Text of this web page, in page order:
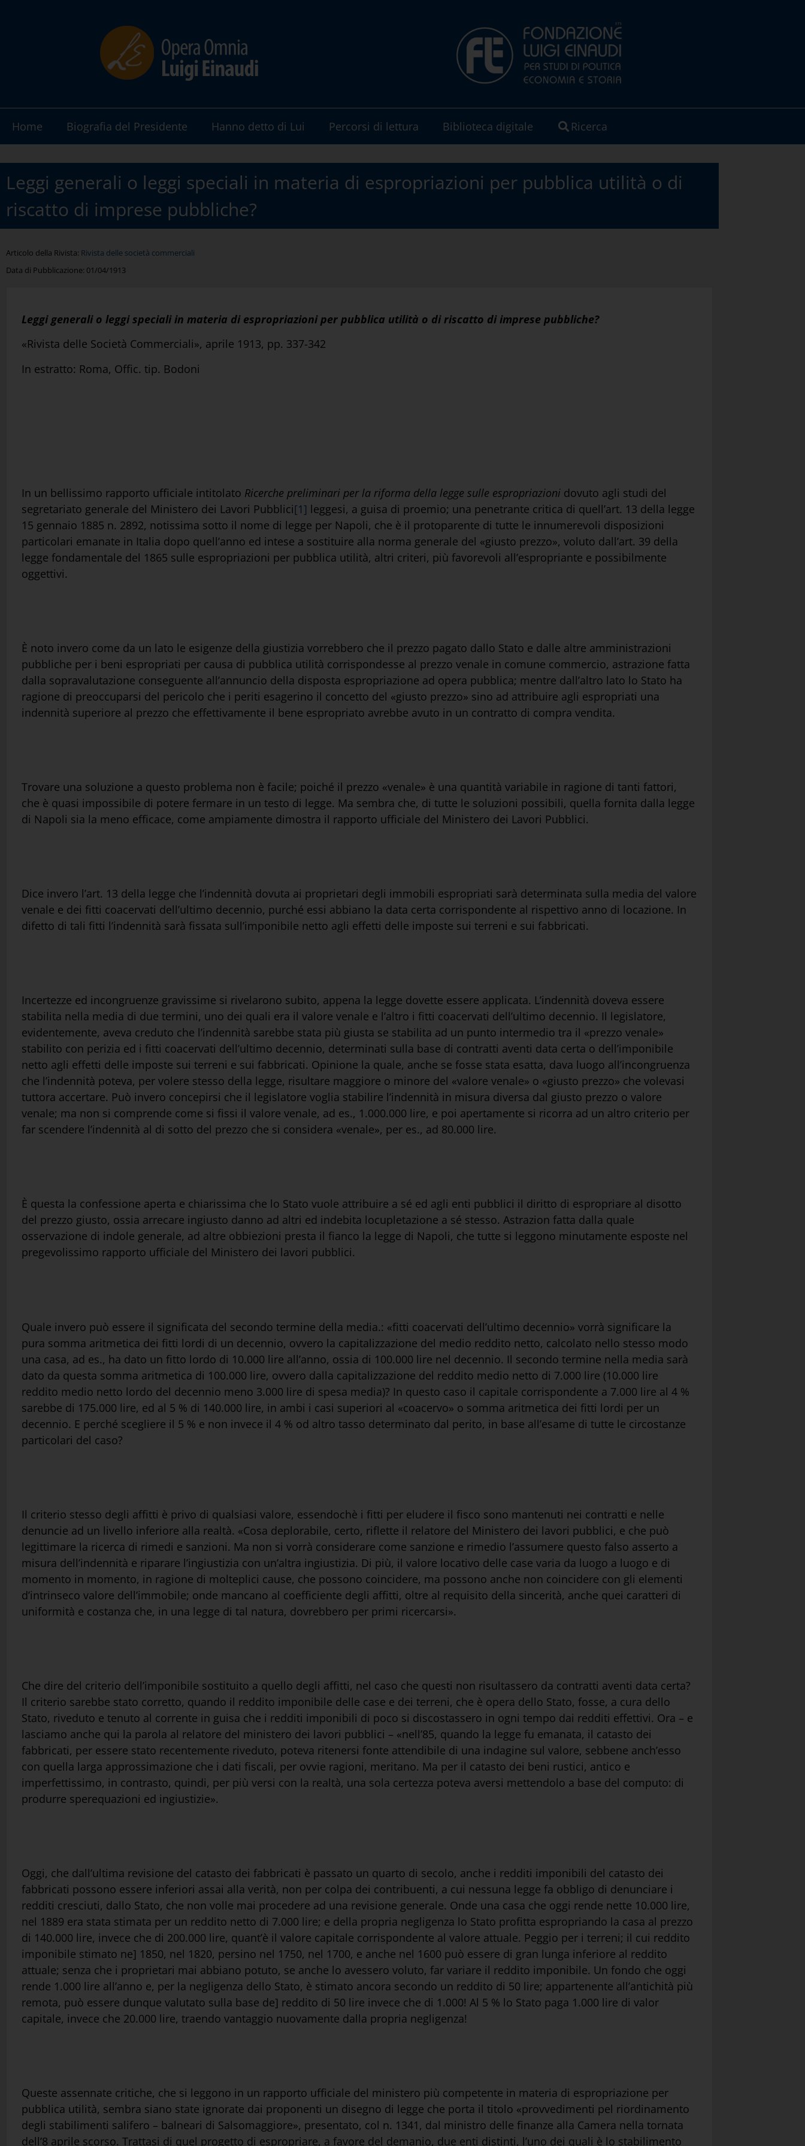
Home Biografia del Presidente Hanno detto di Lui Percorsi di lettura Biblioteca digitale Ricerca
Leggi generali o leggi speciali in materia di espropriazioni per pubblica utilità o di
riscatto di imprese pubbliche?
Articolo della Rivista: Rivista delle società commerciali
Data di Pubblicazione: 01/04/1913
Leggi generali o leggi speciali in materia di espropriazioni per pubblica utilità o di riscatto di imprese pubbliche?
«Rivista delle Società Commerciali», aprile 1913, pp. 337-342
In estratto: Roma, Offic. tip. Bodoni
In un bellissimo rapporto ufficiale intitolato Ricerche preliminari per la riforma della legge sulle espropriazioni dovuto agli studi del
segretariato generale del Ministero dei Lavori Pubblici[1] leggesi, a guisa di proemio; una penetrante critica di quell’art. 13 della legge
15 gennaio 1885 n. 2892, notissima sotto il nome di legge per Napoli, che è il protoparente di tutte le innumerevoli disposizioni
particolari emanate in Italia dopo quell’anno ed intese a sostituire alla norma generale del «giusto prezzo», voluto dall’art. 39 della
legge fondamentale del 1865 sulle espropriazioni per pubblica utilità, altri criteri, più favorevoli all’espropriante e possibilmente
oggettivi.
È noto invero come da un lato le esigenze della giustizia vorrebbero che il prezzo pagato dallo Stato e dalle altre amministrazioni
pubbliche per i beni espropriati per causa di pubblica utilità corrispondesse al prezzo venale in comune commercio, astrazione fatta
dalla sopravalutazione conseguente all’annuncio della disposta espropriazione ad opera pubblica; mentre dall’altro lato lo Stato ha
ragione di preoccuparsi del pericolo che i periti esagerino il concetto del «giusto prezzo» sino ad attribuire agli espropriati una
indennità superiore al prezzo che effettivamente il bene espropriato avrebbe avuto in un contratto di compra vendita.
Trovare una soluzione a questo problema non è facile; poiché il prezzo «venale» è una quantità variabile in ragione di tanti fattori,
che è quasi impossibile di potere fermare in un testo di legge. Ma sembra che, di tutte le soluzioni possibili, quella fornita dalla legge
di Napoli sia la meno efficace, come ampiamente dimostra il rapporto ufficiale del Ministero dei Lavori Pubblici.
Dice invero l’art. 13 della legge che l’indennità dovuta ai proprietari degli immobili espropriati sarà determinata sulla media del valore
venale e dei fitti coacervati dell’ultimo decennio, purché essi abbiano la data certa corrispondente al rispettivo anno di locazione. In
difetto di tali fitti l’indennità sarà fissata sull’imponibile netto agli effetti delle imposte sui terreni e sui fabbricati.
Incertezze ed incongruenze gravissime si rivelarono subito, appena la legge dovette essere applicata. L’indennità doveva essere
stabilita nella media di due termini, uno dei quali era il valore venale e l’altro i fitti coacervati dell’ultimo decennio. Il legislatore,
evidentemente, aveva creduto che l’indennità sarebbe stata più giusta se stabilita ad un punto intermedio tra il «prezzo venale»
stabilito con perizia ed i fitti coacervati dell’ultimo decennio, determinati sulla base di contratti aventi data certa o dell’imponibile
netto agli effetti delle imposte sui terreni e sui fabbricati. Opinione la quale, anche se fosse stata esatta, dava luogo all’incongruenza
che l’indennità poteva, per volere stesso della legge, risultare maggiore o minore del «valore venale» o «giusto prezzo» che volevasi
tuttora accertare. Può invero concepirsi che il legislatore voglia stabilire l’indennità in misura diversa dal giusto prezzo o valore
venale; ma non si comprende come si fissi il valore venale, ad es., 1.000.000 lire, e poi apertamente si ricorra ad un altro criterio per
far scendere l’indennità al di sotto del prezzo che si considera «venale», per es., ad 80.000 lire.
È questa la confessione aperta e chiarissima che lo Stato vuole attribuire a sé ed agli enti pubblici il diritto di espropriare al disotto
del prezzo giusto, ossia arrecare ingiusto danno ad altri ed indebita locupletazione a sé stesso. Astrazion fatta dalla quale
osservazione di indole generale, ad altre obbiezioni presta il fianco la legge di Napoli, che tutte si leggono minutamente esposte nel
pregevolissimo rapporto ufficiale del Ministero dei lavori pubblici.
Quale invero può essere il significata del secondo termine della media.: «fitti coacervati dell’ultimo decennio» vorrà significare la
pura somma aritmetica dei fitti lordi di un decennio, ovvero la capitalizzazione del medio reddito netto, calcolato nello stesso modo
una casa, ad es., ha dato un fitto lordo di 10.000 lire all’anno, ossia di 100.000 lire nel decennio. Il secondo termine nella media sarà
dato da questa somma aritmetica di 100.000 lire, ovvero dalla capitalizzazione del reddito medio netto di 7.000 lire (10.000 lire
reddito medio netto lordo del decennio meno 3.000 lire di spesa media)? In questo caso il capitale corrispondente a 7.000 lire al 4 %
sarebbe di 175.000 lire, ed al 5 % di 140.000 lire, in ambi i casi superiori al «coacervo» o somma aritmetica dei fitti lordi per un
decennio. E perché scegliere il 5 % e non invece il 4 % od altro tasso determinato dal perito, in base all’esame di tutte le circostanze
particolari del caso?
Il criterio stesso degli affitti è privo di qualsiasi valore, essendochè i fitti per eludere il fisco sono mantenuti nei contratti e nelle
denuncie ad un livello inferiore alla realtà. «Cosa deplorabile, certo, riflette il relatore del Ministero dei lavori pubblici, e che può
legittimare la ricerca di rimedi e sanzioni. Ma non si vorrà considerare come sanzione e rimedio l’assumere questo falso asserto a
misura dell’indennità e riparare l’ingiustizia con un’altra ingiustizia. Di più, il valore locativo delle case varia da luogo a luogo e di
momento in momento, in ragione di molteplici cause, che possono coincidere, ma possono anche non coincidere con gli elementi
d’intrinseco valore dell’immobile; onde mancano al coefficiente degli affitti, oltre al requisito della sincerità, anche quei caratteri di
uniformità e costanza che, in una legge di tal natura, dovrebbero per primi ricercarsi».
Che dire del criterio dell’imponibile sostituito a quello degli affitti, nel caso che questi non risultassero da contratti aventi data certa?
Il criterio sarebbe stato corretto, quando il reddito imponibile delle case e dei terreni, che è opera dello Stato, fosse, a cura dello
Stato, riveduto e tenuto al corrente in guisa che i redditi imponibili di poco si discostassero in ogni tempo dai redditi effettivi. Ora – e
lasciamo anche qui la parola al relatore del ministero dei lavori pubblici – «nell’85, quando la legge fu emanata, il catasto dei
fabbricati, per essere stato recentemente riveduto, poteva ritenersi fonte attendibile di una indagine sul valore, sebbene anch’esso
con quella larga approssimazione che i dati fiscali, per ovvie ragioni, meritano. Ma per il catasto dei beni rustici, antico e
imperfettissimo, in contrasto, quindi, per più versi con la realtà, una sola certezza poteva aversi mettendolo a base del computo: di
produrre sperequazioni ed ingiustizie».
Oggi, che dall’ultima revisione del catasto dei fabbricati è passato un quarto di secolo, anche i redditi imponibili del catasto dei
fabbricati possono essere inferiori assai alla verità, non per colpa dei contribuenti, a cui nessuna legge fa obbligo di denunciare i
redditi cresciuti, dallo Stato, che non volle mai procedere ad una revisione generale. Onde una casa che oggi rende nette 10.000 lire,
nel 1889 era stata stimata per un reddito netto di 7.000 lire; e della propria negligenza lo Stato profitta espropriando la casa al prezzo
di 140.000 lire, invece che di 200.000 lire, quant’è il valore capitale corrispondente al valore attuale. Peggio per i terreni; il cui reddito
imponibile stimato ne] 1850, nel 1820, persino nel 1750, nel 1700, e anche nel 1600 può essere di gran lunga inferiore al reddito
attuale; senza che i proprietari mai abbiano potuto, se anche lo avessero voluto, far variare il reddito imponibile. Un fondo che oggi
rende 1.000 lire all’anno e, per la negligenza dello Stato, è stimato ancora secondo un reddito di 50 lire; appartenente all’antichità più
remota, può essere dunque valutato sulla base de] reddito di 50 lire invece che di 1.000! Al 5 % lo Stato paga 1.000 lire di valor
capitale, invece che 20.000 lire, traendo vantaggio nuovamente dalla propria negligenza!
Queste assennate critiche, che si leggono in un rapporto ufficiale del ministero più competente in materia di espropriazione per
pubblica utilità, sembra siano state ignorate dai proponenti un disegno di legge che porta il titolo «provvedimenti pel riordinamento
degli stabilimenti salifero – balneari di Salsomaggiore», presentato, col n. 1341, dal ministro delle finanze alla Camera nella tornata
dell’8 aprile scorso. Trattasi di quel progetto di espropriare, a favore del demanio, due enti distinti, l’uno dei quali è lo stabilimento